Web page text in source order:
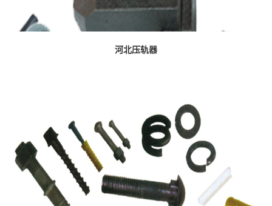
河北压轨器